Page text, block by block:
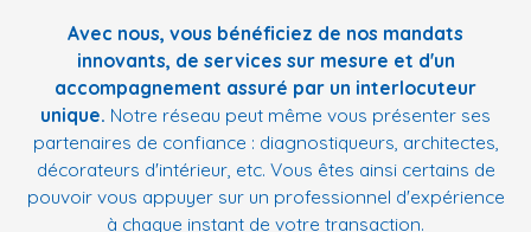
Avec nous, vous bénéficiez de nos mandats
innovants, de services sur mesure et d'un
accompagnement assuré par un interlocuteur
unique. Notre réseau peut même vous présenter ses
partenaires de confiance : diagnostiqueurs, architectes,
décorateurs d'intérieur, etc. Vous êtes ainsi certains de
pouvoir vous appuyer sur un professionnel d'expérience
à chaque instant de votre transaction.